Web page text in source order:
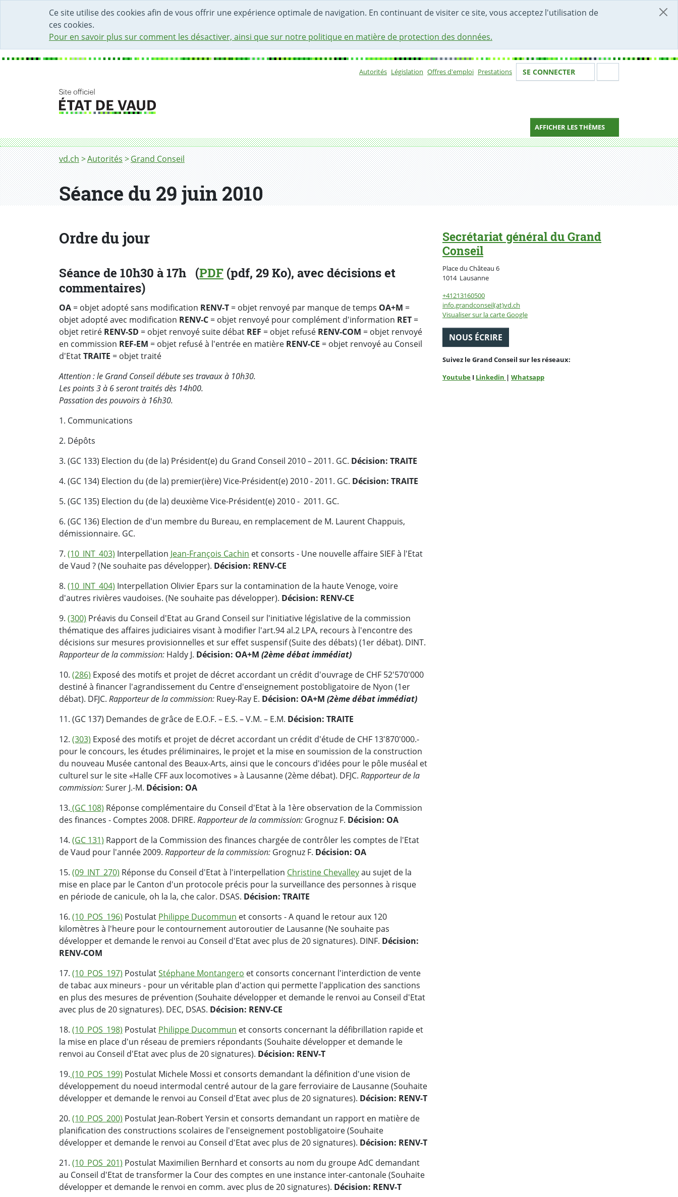
Ce site utilise des cookies afin de vous offrir une expérience optimale de navigation. En continuant de visiter ce site, vous acceptez l'utilisation de
ces cookies.
Pour en savoir plus sur comment les désactiver, ainsi que sur notre politique en matière de protection des données.
DÉBUT DU CONTENU DE LA PAGE
ACCÈS AU CHAMP DE RECHERCHE
PAGE D'ACCUEIL
FORMULAIRE DE CONTACT
Autorités Législation Offres d'emploi Prestations Votre identité
SE CONNECTER
AFFICHER LES THÈMES
Fil d'Ariane
vd.ch Autorités Grand Conseil
Séance du 29 juin 2010
Ordre du jour
Séance de 10h30 à 17h (PDF (pdf, 29 Ko), avec décisions et
commentaires)
OA = objet adopté sans modification RENV-T = objet renvoyé par manque de temps OA+M =
objet adopté avec modification RENV-C = objet renvoyé pour complément d'information RET =
objet retiré RENV-SD = objet renvoyé suite débat REF = objet refusé RENV-COM = objet renvoyé
en commission REF-EM = objet refusé à l'entrée en matière RENV-CE = objet renvoyé au Conseil
d'EtatTRAITE = objet traité
Attention : le Grand Conseil débute ses travaux à 10h30.
Les points 3 à 6 seront traités dès 14h00.
Passation des pouvoirs à 16h30.
1. Communications
2. Dépôts
3. (GC 133) Election du (de la) Président(e) du Grand Conseil 2010 – 2011. GC. Décision: TRAITE
4. (GC 134) Election du (de la) premier(ière) Vice-Président(e) 2010 - 2011. GC. Décision: TRAITE
5. (GC 135) Election du (de la) deuxième Vice-Président(e) 2010 - 2011. GC.
6. (GC 136) Election de d'un membre du Bureau, en remplacement de M. Laurent Chappuis,
démissionnaire. GC.
7. (10_INT_403) Interpellation Jean-François Cachin et consorts - Une nouvelle affaire SIEF à l'Etat
de Vaud ? (Ne souhaite pas développer). Décision: RENV-CE
8. (10_INT_404) Interpellation Olivier Epars sur la contamination de la haute Venoge, voire
d'autres rivières vaudoises. (Ne souhaite pas développer). Décision: RENV-CE
9. (300) Préavis du Conseil d'Etat au Grand Conseil sur l'initiative législative de la commission
thématique des affaires judiciaires visant à modifier l'art.94 al.2 LPA, recours à l'encontre des
décisions sur mesures provisionnelles et sur effet suspensif (Suite des débats) (1er débat). DINT.
Rapporteur de la commission: Haldy J. Décision: OA+M (2ème débat immédiat)
10. (286) Exposé des motifs et projet de décret accordant un crédit d'ouvrage de CHF 52'570'000
destiné à financer l'agrandissement du Centre d'enseignement postobligatoire de Nyon (1er
débat). DFJC. Rapporteur de la commission: Ruey-Ray E. Décision: OA+M (2ème débat immédiat)
11. (GC 137) Demandes de grâce de E.O.F. – E.S. – V.M. – E.M. Décision: TRAITE
12. (303) Exposé des motifs et projet de décret accordant un crédit d'étude de CHF 13'870'000.-
pour le concours, les études préliminaires, le projet et la mise en soumission de la construction
du nouveau Musée cantonal des Beaux-Arts, ainsi que le concours d'idées pour le pôle muséal et
culturel sur le site «Halle CFF aux locomotives » à Lausanne (2ème débat). DFJC. Rapporteur de la
commission:Surer J.-M. Décision: OA
13. (GC 108) Réponse complémentaire du Conseil d'Etat à la 1ère observation de la Commission
des finances - Comptes 2008. DFIRE. Rapporteur de la commission: Grognuz F. Décision: OA
14. (GC 131) Rapport de la Commission des finances chargée de contrôler les comptes de l'Etat
de Vaud pour l'année 2009. Rapporteur de la commission: Grognuz F. Décision: OA
15. (09_INT_270) Réponse du Conseil d'Etat à l'interpellation Christine Chevalleyau sujet de la
mise en place par le Canton d'un protocole précis pour la surveillance des personnes à risque
en période de canicule, oh la la, che calor. DSAS. Décision: TRAITE
16. (10_POS_196) Postulat Philippe Ducommun et consorts - A quand le retour aux 120
kilomètres à l'heure pour le contournement autoroutier de Lausanne (Ne souhaite pas
développer et demande le renvoi au Conseil d'Etat avec plus de 20 signatures). DINF. Décision:
RENV-COM
17. (10_POS_197) PostulatStéphane Montangero et consorts concernant l'interdiction de vente
de tabac aux mineurs - pour un véritable plan d'action qui permette l'application des sanctions
en plus des mesures de prévention (Souhaite développer et demande le renvoi au Conseil d'Etat
avec plus de 20 signatures). DEC, DSAS. Décision: RENV-CE
18. (10_POS_198) Postulat Philippe Ducommun et consorts concernant la défibrillation rapide et
la mise en place d'un réseau de premiers répondants (Souhaite développer et demande le
renvoi au Conseil d'Etat avec plus de 20 signatures). Décision: RENV-T
19. (10_POS_199) Postulat Michele Mossi et consorts demandant la définition d'une vision de
développement du noeud intermodal centré autour de la gare ferroviaire de Lausanne (Souhaite
développer et demande le renvoi au Conseil d'Etat avec plus de 20 signatures). Décision: RENV-T
20. (10_POS_200) Postulat Jean-Robert Yersin et consorts demandant un rapport en matière de
planification des constructions scolaires de l'enseignement postobligatoire (Souhaite
développer et demande le renvoi au Conseil d'Etat avec plus de 20 signatures). Décision: RENV-T
21. (10_POS_201) Postulat Maximilien Bernhard et consorts au nom du groupe AdC demandant
au Conseil d'Etat de transformer la Cour des comptes en une instance inter-cantonale (Souhaite
développer et demande le renvoi en comm. avec plus de 20 signatures). Décision: RENV-T
Secrétariat général du Grand
Conseil
Place du Château 6
1014 LausanneSuisse
+41213160500
info.grandconseil(at)vd.ch
Visualiser sur la carte Google
NOUS ÉCRIRE
Suivez le Grand Conseil sur les réseaux:
Youtube I Linkedin | Whatsapp